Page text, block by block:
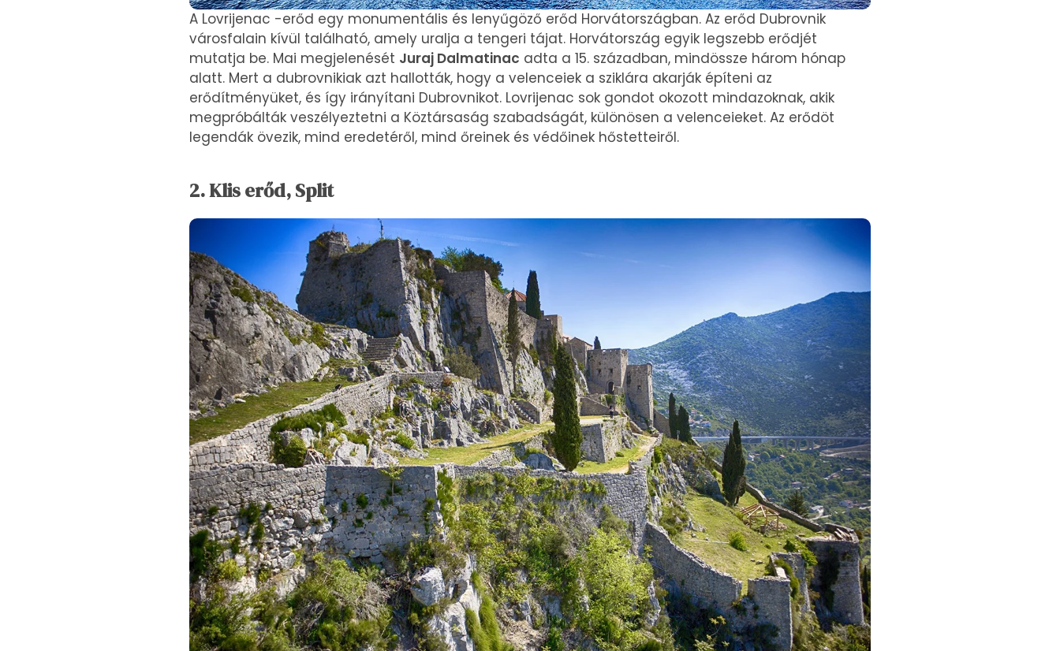
A Lovrijenac -erőd egy monumentális és lenyűgöző erőd Horvátországban. Az erőd Dubrovnik
városfalain kívül található, amely uralja a tengeri tájat. Horvátország egyik legszebb erődjét
mutatja be. Mai megjelenését Juraj Dalmatinac adta a 15. században, mindössze három hónap
alatt. Mert a dubrovnikiak azt hallották, hogy a velenceiek a sziklára akarják építeni az
erődítményüket, és így irányítani Dubrovnikot. Lovrijenac sok gondot okozott mindazoknak, akik
megpróbálták veszélyeztetni a Köztársaság szabadságát, különösen a velenceieket. Az erődöt
legendák övezik, mind eredetéről, mind őreinek és védőinek hőstetteiről.
2. Klis erőd, Split